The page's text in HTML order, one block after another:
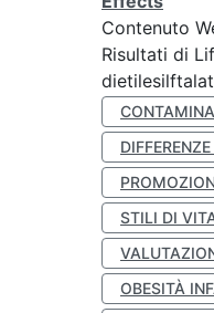
Contenuto
Risultati di
STILI DI
OBESITÀ